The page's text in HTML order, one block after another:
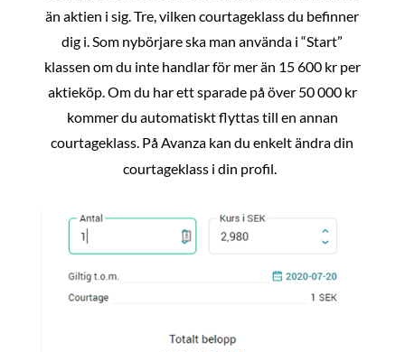
än aktien i sig. Tre, vilken courtageklass du befinner
dig i. Som nybörjare ska man använda i “Start”
klassen om du inte handlar för mer än 15 600 kr per
aktieköp. Om du har ett sparade på över 50 000 kr
kommer du automatiskt flyttas till en annan
courtageklass. På Avanza kan du enkelt ändra din
courtageklass i din profil.